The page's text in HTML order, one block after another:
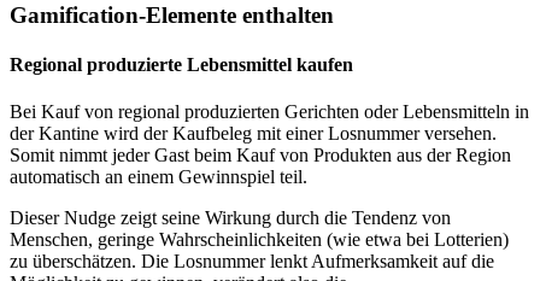
Gamification-Elemente enthalten
Regional produzierte Lebensmittel kaufen
Bei Kauf von regional produzierten Gerichten oder Lebensmitteln in
der Kantine wird der Kaufbeleg mit einer Losnummer versehen.
Somit nimmt jeder Gast beim Kauf von Produkten aus der Region
automatisch an einem Gewinnspiel teil.
Dieser Nudge zeigt seine Wirkung durch die Tendenz von
Menschen, geringe Wahrscheinlichkeiten (wie etwa bei Lotterien)
zu überschätzen. Die Losnummer lenkt Aufmerksamkeit auf die